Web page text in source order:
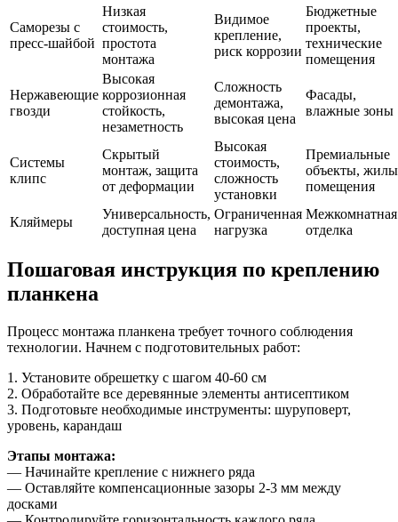
Саморезы с
пресс-шайбой
Низкая
стоимость,
простота
монтажа
Видимое
крепление,
риск коррозии
Бюджетные
проекты,
технические
помещения
Нержавеющие
гвозди
Высокая
коррозионная
стойкость,
незаметность
Сложность
демонтажа,
высокая цена
Фасады,
влажные зоны
Системы
клипс
Скрытый
монтаж, защита
от деформации
Высокая
стоимость,
сложность
установки
Премиальные
объекты,
помещения
Кляймеры
Универсальность,
доступная цена
Ограниченная
нагрузка
Межкомнатная
отделка
Пошаговая инструкция по креплению
планкена
Процесс монтажа планкена требует точного соблюдения
технологии. Начнем с подготовительных работ:
1. Установите обрешетку с шагом 40-60 см
2. Обработайте все деревянные элементы антисептиком
3. Подготовьте необходимые инструменты: шуруповерт,
уровень, карандаш
Этапы монтажа:
— Начинайте крепление с нижнего ряда
— Оставляйте компенсационные зазоры 2-3 мм между
досками